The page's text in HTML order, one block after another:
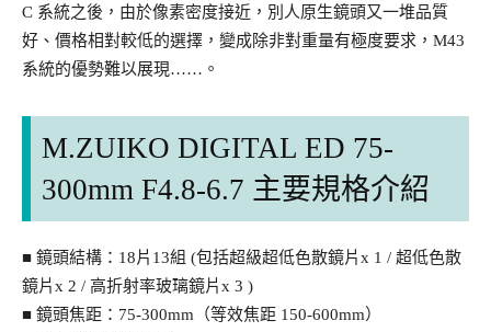
C 系統之後，由於像素密度接近，別人原生鏡頭又一堆品質
好、價格相對較低的選擇，變成除非對重量有極度要求，M43
系統的優勢難以展現……。
M.ZUIKO DIGITAL ED 75-
300mm F4.8-6.7 主要規格介紹
■ 鏡頭結構：18片13組 (包括超級超低色散鏡片x 1 / 超低色散
鏡片x 2 / 高折射率玻璃鏡片x 3 )
■ 鏡頭焦距：75-300mm（等效焦距 150-600mm）